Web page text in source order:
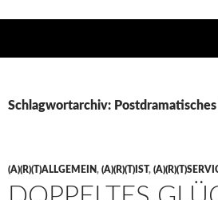
Schlagwortarchiv:
(A)(R)(T)ALLGEMEIN, (A)(R)(T)IST,